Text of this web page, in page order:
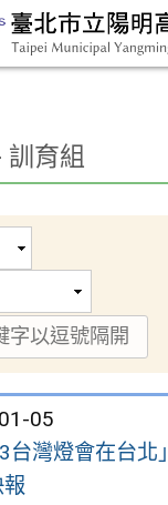
訓育組
05
台灣燈會在台北」